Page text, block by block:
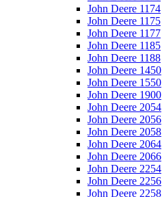
John Deere 1174
John Deere 1175
John Deere 1177
John Deere 1185
John Deere 1188
John Deere 1450
John Deere 1550
John Deere 1900
John Deere 2054
John Deere 2056
John Deere 2058
John Deere 2064
John Deere 2066
John Deere 2254
John Deere 2256
John Deere 2258